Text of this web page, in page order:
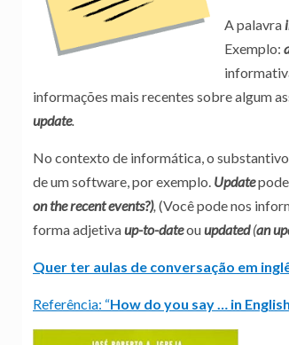
A palavra
Exemplo:
informações mais recentes sobre algum
update.
No contexto de informática, o substantivo
de um software, por exemplo. Updatepode
on the recent events?), (Você pode nos
forma adjetivaup-to-dateouupdated(an
Quer ter aulas de conversação em
Referência: “How do you say … in